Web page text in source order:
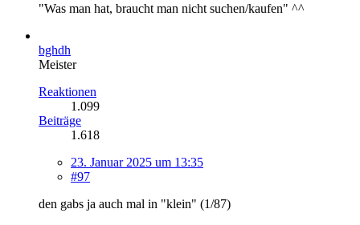
"Was man hat, braucht man nicht suchen/kaufen" ^^
bghdh
Meister
Reaktionen
1.099
Beiträge
1.618
23. Januar 2025 um 13:35
#97
den gabs ja auch mal in "klein" (1/87)